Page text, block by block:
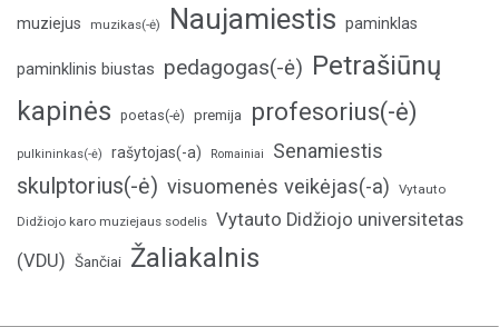
muziejus muzikas(-ė) Naujamiestis paminklas
paminklinis biustas pedagogas(-ė) Petrašiūnų
kapinės poetas(-ė) premija profesorius(-ė)
pulkininkas(-ė) rašytojas(-a) Romainiai Senamiestis
skulptorius(-ė) visuomenės veikėjas(-a) Vytauto
Didžiojo karo muziejaus sodelis Vytauto Didžiojo universitetas
(VDU) Šančiai Žaliakalnis